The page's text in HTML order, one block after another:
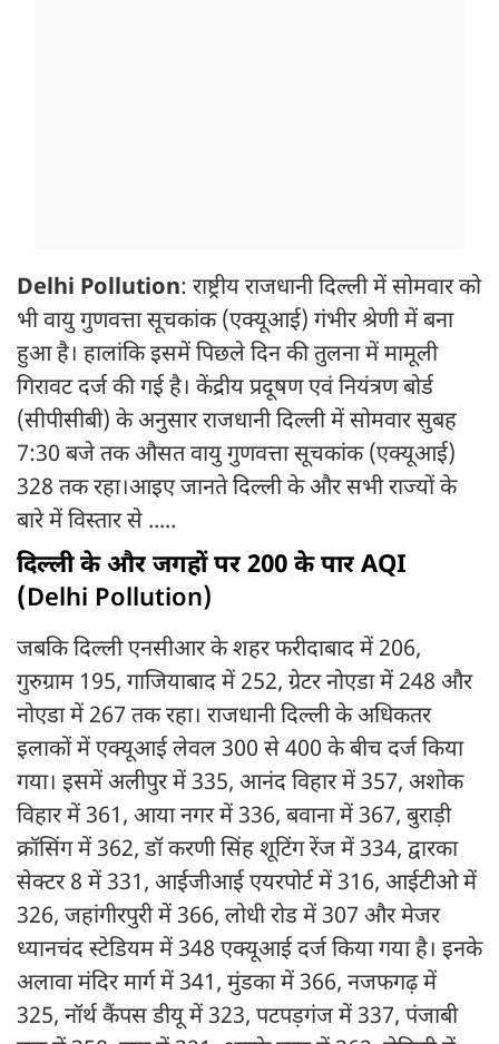
Delhi Pollution: राष्ट्रीय राजधानी दिल्ली में सोमवार को
भी वायु गुणवत्ता सूचकांक (एक्यूआई) गंभीर श्रेणी में बना
हुआ है। हालांकि इसमें पिछले दिन की तुलना में मामूली
गिरावट दर्ज की गई है। केंद्रीय प्रदूषण एवं नियंत्रण बोर्ड
(सीपीसीबी) के अनुसार राजधानी दिल्ली में सोमवार सुबह
7:30 बजे तक औसत वायु गुणवत्ता सूचकांक (एक्यूआई)
328 तक रहा।आइए जानते दिल्ली के और सभी राज्यों के
बारे में विस्तार से .....
दिल्ली के और जगहों पर 200 के पार AQI
(Delhi Pollution)
जबकि दिल्ली एनसीआर के शहर फरीदाबाद में 206,
गुरुग्राम 195, गाजियाबाद में 252, ग्रेटर नोएडा में 248 और
नोएडा में 267 तक रहा। राजधानी दिल्ली के अधिकतर
इलाकों में एक्यूआई लेवल 300 से 400 के बीच दर्ज किया
गया। इसमें अलीपुर में 335, आनंद विहार में 357, अशोक
विहार में 361, आया नगर में 336, बवाना में 367, बुराड़ी
क्रॉसिंग में 362, डॉ करणी सिंह शूटिंग रेंज में 334, द्वारका
सेक्टर 8 में 331, आईजीआई एयरपोर्ट में 316, आईटीओ में
326, जहांगीरपुरी में 366, लोधी रोड में 307 और मेजर
ध्यानचंद स्टेडियम में 348 एक्यूआई दर्ज किया गया है। इनके
अलावा मंदिर मार्ग में 341, मुंडका में 366, नजफगढ़ में
325, नॉर्थ कैंपस डीयू में 323, पटपड़गंज में 337, पंजाबी